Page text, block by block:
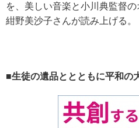
を、美しい音楽と小川典監督の
紺野美沙子さんが読み上げる。
■生徒の遺品ととともに平和の